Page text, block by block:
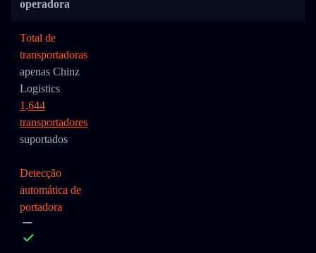
operadora
Total de
transportadoras
apenas Chinz
Logistics
1,644
transportadores
suportados
Detecção
automática de
portadora